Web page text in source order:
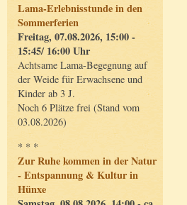
Lama-Erlebnisstunde in den
Sommerferien
Freitag, 07.08.2026, 15:00 -
15:45/ 16:00 Uhr
Achtsame Lama-Begegnung auf
der Weide für Erwachsene und
Kinder ab 3 J.
Noch 6 Plätze frei (Stand vom
03.08.2026)
* * *
Zur Ruhe kommen in der Natur
- Entspannung & Kultur in
Hünxe